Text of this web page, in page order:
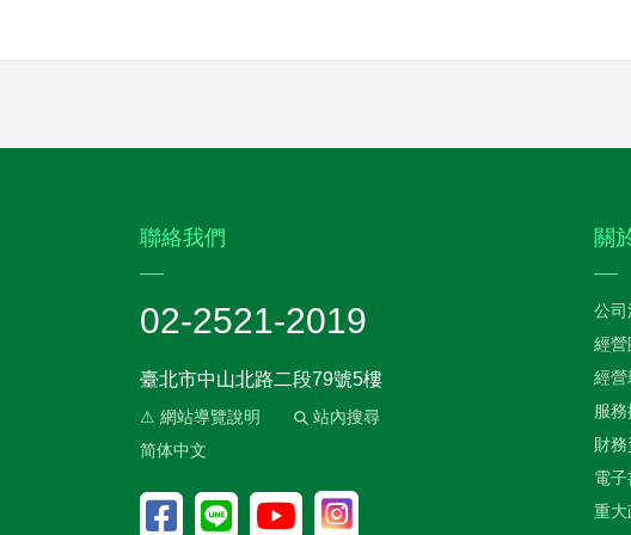
聯絡我們
02-2521-2019
臺北市中山北路二段79號5樓
⚠ 網站導覽說明
站內搜尋
简体中文
關
公司
經營
經營
服
財
電子
重大